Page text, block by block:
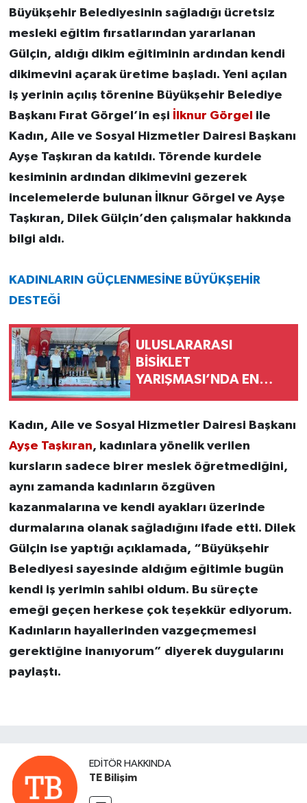
Büyükşehir Belediyesinin sağladığı ücretsiz
mesleki eğitim fırsatlarından yararlanan
Gülçin, aldığı dikim eğitiminin ardından kendi
dikimevini açarak üretime başladı. Yeni açılan
iş yerinin açılış törenine Büyükşehir Belediye
Başkanı Fırat Görgel’in eşi
İlknur Görgel ile
Kadın, Aile ve Sosyal Hizmetler Dairesi Başkanı
Ayşe Taşkıran da katıldı. Törende kurdele
kesiminin ardından dikimevini gezerek
incelemelerde bulunan İlknur Görgel ve Ayşe
Taşkıran, Dilek Gülçin’den çalışmalar hakkında
bilgi aldı.
KADINLARIN GÜÇLENMESİNE BÜYÜKŞEHİR
DESTEĞİ
ULUSLARARASI
BİSİKLET
YARIŞMASI’NDA EN
Kadın, Aile ve Sosyal Hizmetler Dairesi Başkanı
Ayşe Taşkıran, kadınlara yönelik verilen
kursların sadece birer meslek öğretmediğini,
aynı zamanda kadınların özgüven
kazanmalarına ve kendi ayakları üzerinde
durmalarına olanak sağladığını ifade etti. Dilek
Gülçin ise yaptığı açıklamada, “Büyükşehir
Belediyesi sayesinde aldığım eğitimle bugün
kendi iş yerimin sahibi oldum. Bu süreçte
emeği geçen herkese çok teşekkür ediyorum.
Kadınların hayallerinden vazgeçmemesi
gerektiğine inanıyorum” diyerek duygularını
paylaştı.
EDITÖR HAKKINDA
TE Bilişim